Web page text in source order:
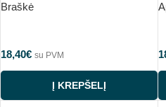
Braškė
18,40€ su PVM
Į KREPŠELĮ